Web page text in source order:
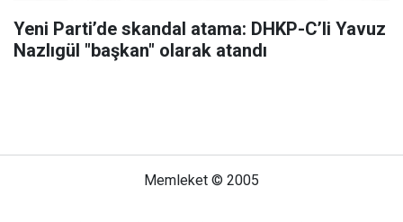
Yeni Parti’de skandal atama: DHKP-C’li Yavuz
Nazlıgül "başkan" olarak atandı
Memleket © 2005